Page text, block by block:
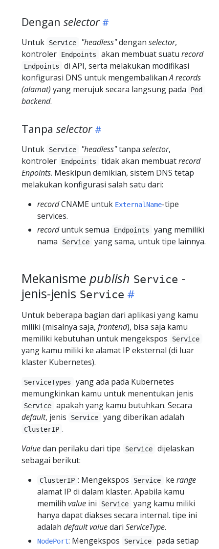
Dengan selector
Untuk Service "headless"dengan selector,
kontroler
Endpoints akan membuat suatu record
Endpoints
di API, serta melakukan modifikasi
konfigurasi DNS untuk mengembalikanA records
(alamat) yang merujuk secara langsung pada Pod
backend.
Tanpa selector
Untuk Service "headless"tanpa selector,
kontroler
Endpoints tidak akan membuatrecord
Enpoints. Meskipun demikian, sistem DNS tetap
melakukan konfigurasi salah satu dari:
recordCNAME untuk ExternalName-tipe
services.
recorduntuk semua Endpoints
yang memiliki
nama
Service yang sama, untuk tipe lainnya.
Mekanisme publish Service -
jenis-jenis Service
Untuk beberapa bagian dari aplikasi yang kamu
miliki (misalnya saja, frontend), bisa saja kamu
memiliki kebutuhan untuk mengekspos
Service
yang kamu miliki ke alamat IP eksternal (di luar
klaster Kubernetes).
ServiceTypes
yang ada pada Kubernetes
memungkinkan kamu untuk menentukan jenis
Service
apakah yang kamu butuhkan. Secara
default, jenis Service yang diberikan adalah
ClusterIP .
Valuedan perilaku dari tipe Service
dijelaskan
sebagai berikut:
ClusterIP : Mengekspos Service ke range
alamat IP di dalam klaster. Apabila kamu
memilih value ini Service
yang kamu miliki
hanya dapat diakses secara internal. tipe ini
adalah defaultvaluedari ServiceType.
NodePort: Mengekspos Service
pada setiap